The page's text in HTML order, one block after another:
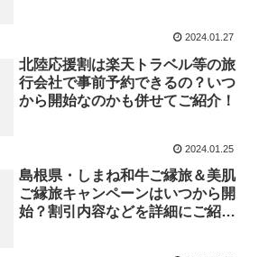
2024.01.27
北陸応援割は楽天トラベル等の旅
行会社で事前予約できるの？いつ
から開始なのかも併せてご紹介！
2024.01.25
島根県・しまね和牛ご縁旅＆美肌
ご縁旅キャンペーンはいつから開
始？割引内容などを詳細にご紹